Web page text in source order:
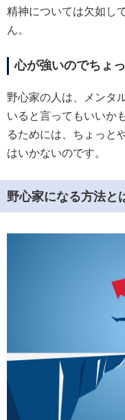
精神については欠如し
ん。
心が強いのでちょ
野心家の人は、メンタ
いると言ってもいいか
るためには、ちょっと
はいかないのです。
野心家になる方法と